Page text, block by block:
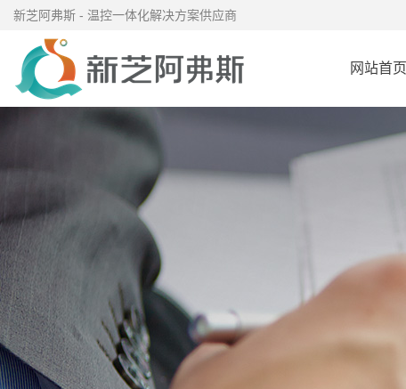
新芝阿弗斯 - 温控一体化解决方案供应商
网站首页